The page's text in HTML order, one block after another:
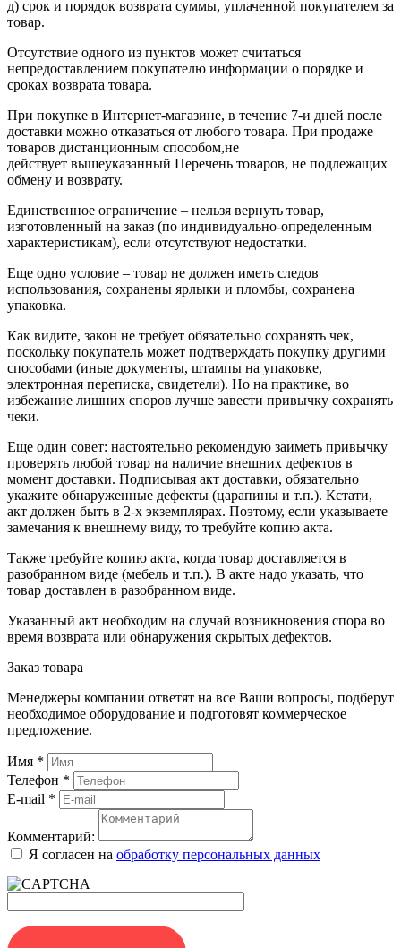
д) срок и порядок возврата суммы, уплаченной покупателем за
товар.
Отсутствие одного из пунктов может считаться
непредоставлением покупателю информации о порядке и
сроках возврата товара.
При покупке в Интернет-магазине, в течение 7-и дней после
доставки можно отказаться от любого товара. При продаже
товаров дистанционным способом,не
действует вышеуказанный Перечень товаров, не подлежащих
обмену и возврату.
Единственное ограничение – нельзя вернуть товар,
изготовленный на заказ (по индивидуально-определенным
характеристикам), если отсутствуют недостатки.
Еще одно условие – товар не должен иметь следов
использования, сохранены ярлыки и пломбы, сохранена
упаковка.
Как видите, закон не требует обязательно сохранять чек,
поскольку покупатель может подтверждать покупку другими
способами (иные документы, штампы на упаковке,
электронная переписка, свидетели). Но на практике, во
избежание лишних споров лучше завести привычку сохранять
чеки.
Еще один совет: настоятельно рекомендую заиметь привычку
проверять любой товар на наличие внешних дефектов в
момент доставки. Подписывая акт доставки, обязательно
укажите обнаруженные дефекты (царапины и т.п.). Кстати,
акт должен быть в 2-х экземплярах. Поэтому, если указываете
замечания к внешнему виду, то требуйте копию акта.
Также требуйте копию акта, когда товар доставляется в
разобранном виде (мебель и т.п.). В акте надо указать, что
товар доставлен в разобранном виде.
Указанный акт необходим на случай возникновения спора во
время возврата или обнаружения скрытых дефектов.
Заказ товара
Менеджеры компании ответят на все Ваши вопросы, подберут
необходимое оборудование и подготовят коммерческое
предложение.
Имя *
Телефон *
E-mail *
Комментарий:
Я согласен на обработку персональных данных